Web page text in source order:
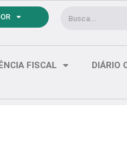
Pesquisar
FISCAL DIÁRIO